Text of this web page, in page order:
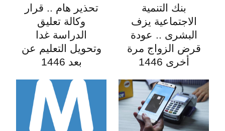
بنك التنمية
الاجتماعية يزف
البشرى .. عودة
قرض الزواج مرة
أخرى 1446
تحذير هام .. قرار
وكالة تعليق
الدراسة غدا
وتحويل التعليم عن
بعد 1446